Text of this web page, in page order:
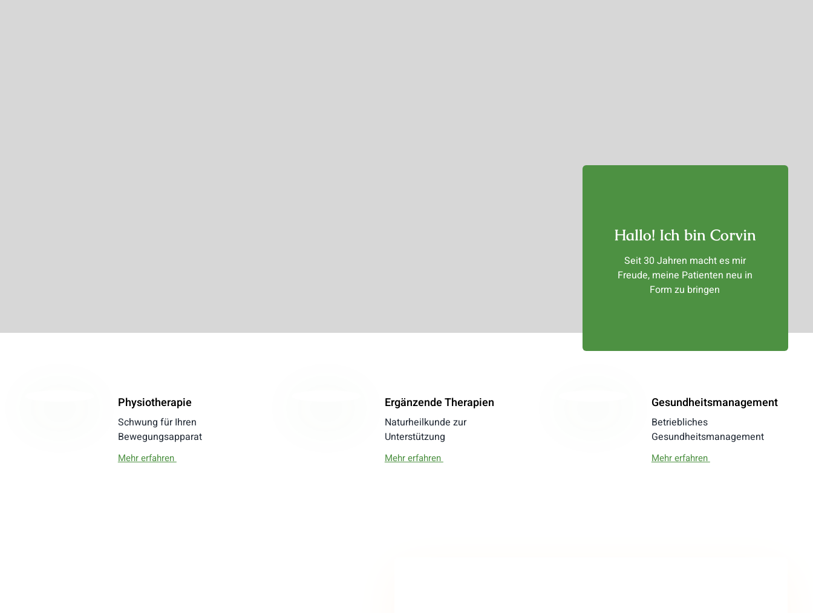
Hallo! Ich bin Corvin
Seit 30 Jahren macht es mir
Freude, meine Patienten neu in
Form zu bringen
Physiotherapie
Schwung für Ihren
Bewegungsapparat
Mehr erfahren
Ergänzende Therapien
Naturheilkunde zur
Unterstützung
Mehr erfahren
Gesundheitsmanagement
Betriebliches
Gesundheitsmanagement
Mehr erfahren